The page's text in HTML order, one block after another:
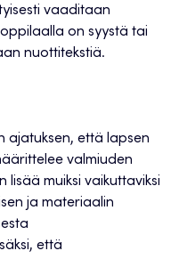
vaaditaan
on syystä tai
nuottitekstiä.
ajatuksen, että lapsen
valmiuden
muiksi vaikuttaviksi
ja materiaalin
että